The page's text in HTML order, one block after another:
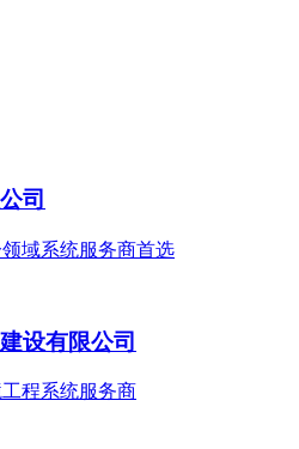
司
域系统服务商首选
设有限公司
程系统服务商